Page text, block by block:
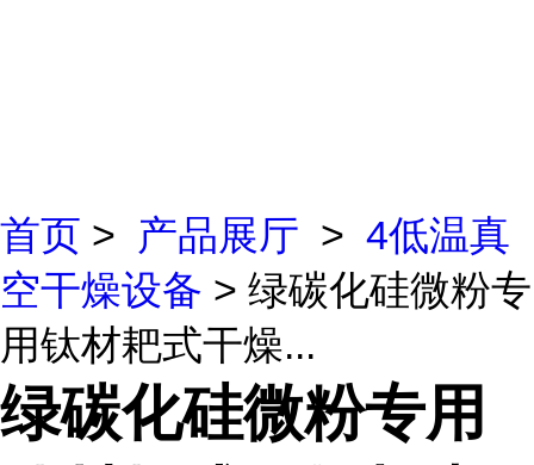
首页 > 产品展厅 > 4低温真
空干燥设备 > 绿碳化硅微粉专
用钛材耙式干燥...
绿碳化硅微粉专用